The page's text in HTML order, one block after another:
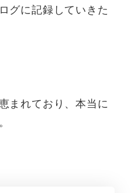
グに記録していきた
まれており、本当に